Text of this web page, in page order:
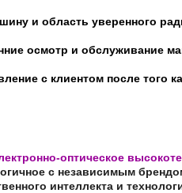
и область уверенного
осмотр и обслуживание
с клиентом после того
оптическое
с независимым
интеллекта и